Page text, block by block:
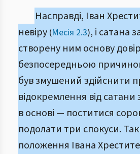
Насправді, Іван
невіру (Месія 2.3), і сатана
створену ним основу
безпосередньою
був змушений здійснити
відокремлення від
в основі — поститися
подолати три спокуси.
положення Івана